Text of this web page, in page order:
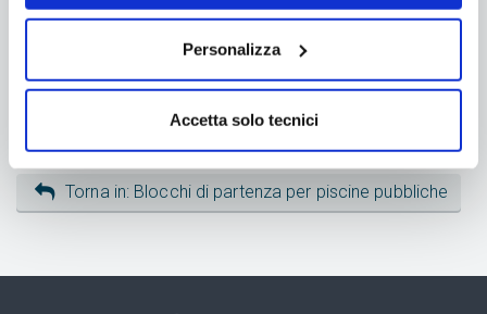
Personalizza
Accetta solo tecnici
Torna in: Blocchi di partenza per piscine pubbliche